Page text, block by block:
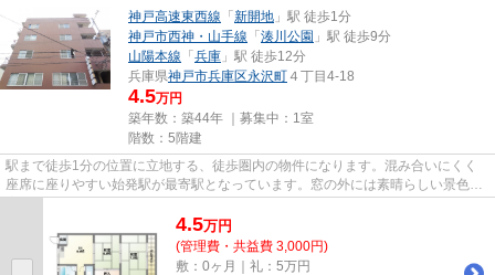
神戸高速東西線 「 新開地 」駅 徒歩1分
神戸市西神・山手線 「 湊川公園 」駅 徒歩9分
山陽本線 「 兵庫 」駅 徒歩12分
兵庫県神戸市兵庫区永沢町 ４丁目4-18
4.5万円
築年数：築44年 ｜募集中： 1室
階数：5階建
駅まで徒歩1分の位置に立地する、徒歩圏内の物件になります。混み合いにくく
座席に座りやすい始発駅が最寄駅となっています。窓の外には素晴らしい景色が
4.5万円
(管理費・共益費 3,000円)
敷：0ヶ月｜礼：5万円